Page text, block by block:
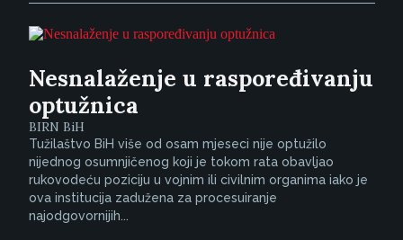
Nesnalaženje u raspoređivanju
optužnica
BIRN BiH
Tužilaštvo BiH više od osam mjeseci nije optužilo
nijednog osumnjičenog koji je tokom rata obavljao
rukovodeću poziciju u vojnim ili civilnim organima iako je
ova institucija zadužena za procesuiranje
najodgovornijih...